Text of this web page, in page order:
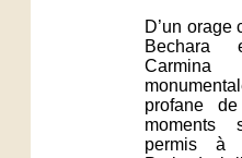
D’un orage
Bechara
profane
moments
permis à